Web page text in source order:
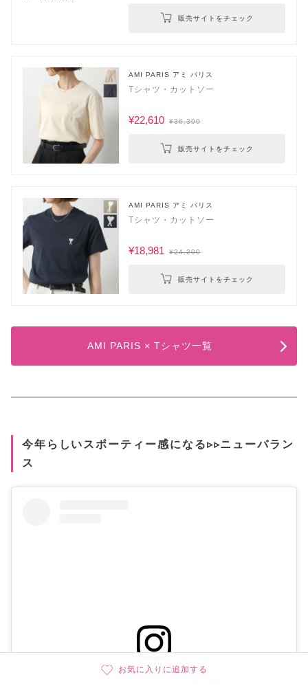
販売サイトをチェック
AMI PARIS アミ パリス
Tシャツ・カットソー
¥22,610 ¥36,300
販売サイトをチェック
AMI PARIS アミ パリス
Tシャツ・カットソー
¥18,981 ¥24,200
販売サイトをチェック
AMI PARIS × Tシャツ一覧
今年らしいスポーティー感になる▹▹ニューバラン
ス
お気に入りに追加する